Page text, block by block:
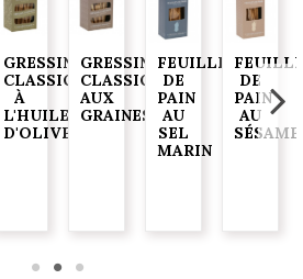
GRESSINS
CLASSIQUES
À
L'HUILE
D'OLIVE
GRESSINS
CLASSIQUES
AUX
GRAINES
FEUILLES
DE
PAIN
AU
SEL
MARIN
DE
PAIN
AU
SÉSAME